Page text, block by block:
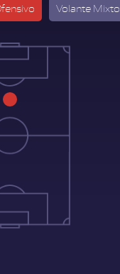
Volante Mixto